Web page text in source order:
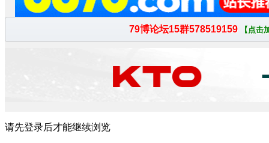
请先登录后才能继续浏览